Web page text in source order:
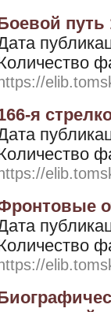
путь
https://
я
https://
https://